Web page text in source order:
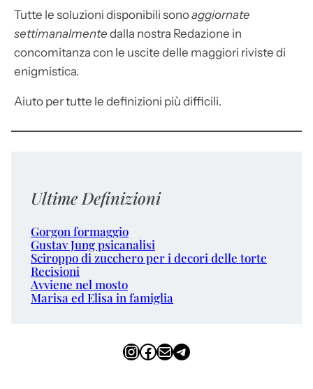
Tutte le soluzioni disponibili sonoaggiornate
settimanalmente dalla nostra Redazione in
concomitanza con le uscite delle maggiori riviste di
enigmistica.
Aiuto per tutte le definizioni più difficili.
Ultime Definizioni
Gorgon formaggio
Gustav Jung psicanalisi
Sciroppo di zucchero per i decori delle torte
Recisioni
Avviene nel mosto
Marisa ed Elisa in famiglia
InstagramFacebook Email Telegram